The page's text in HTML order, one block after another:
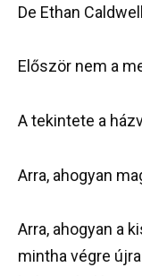
De Ethan
Először nem a
A tekintete a
Arra, ahogyan
Arra, ahogyan a
mintha végre